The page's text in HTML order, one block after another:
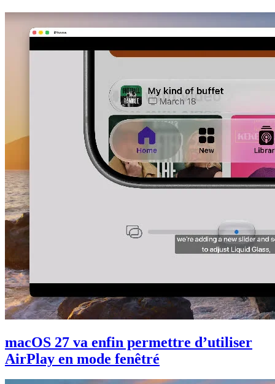
macOS 27 va enfin permettre d’utiliser
AirPlay en mode fenêtré